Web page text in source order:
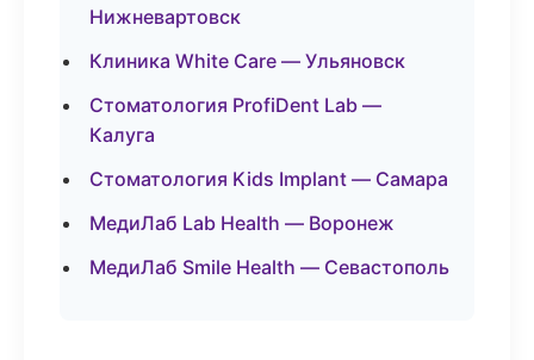
Нижневартовск
Клиника White Care — Ульяновск
Стоматология ProfiDent Lab —
Калуга
Стоматология Kids Implant — Самара
МедиЛаб Lab Health — Воронеж
МедиЛаб Smile Health — Севастополь